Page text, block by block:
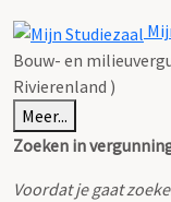
Bouw- en
Rivierenland )
Meer...
Zoeken in
Voordat je gaat